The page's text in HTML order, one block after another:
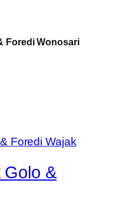
Foredi Wonosari
Golo &